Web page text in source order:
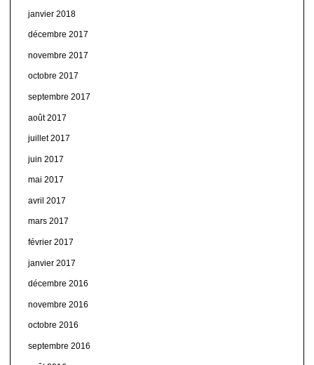
janvier 2018
décembre 2017
novembre 2017
octobre 2017
septembre 2017
août 2017
juillet 2017
juin 2017
mai 2017
avril 2017
mars 2017
février 2017
janvier 2017
décembre 2016
novembre 2016
octobre 2016
septembre 2016